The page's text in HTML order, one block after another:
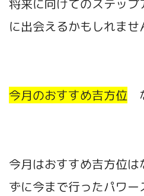
将来に向けてのステッ
に出会えるかもしれませ
今月のおすすめ吉方位
今月はおすすめ吉方位
ずに今まで行ったパワ